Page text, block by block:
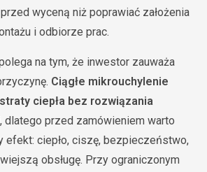
wyceną niż poprawiać założenia
i odbiorze prac.
na tym, że inwestor zauważa
Ciągłe mikrouchylenie
ciepła bez rozwiązania
, dlatego przed zamówieniem warto
efekt: ciepło, ciszę, bezpieczeństwo,
obsługę. Przy ograniczonym